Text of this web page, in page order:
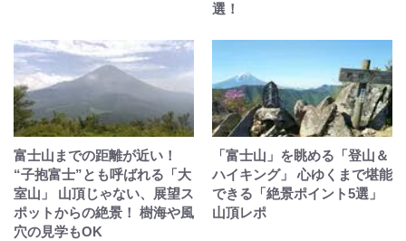
選！
富士山までの距離が近い！
“子抱富士”とも呼ばれる「大
室山」 山頂じゃない、展望ス
ポットからの絶景！ 樹海や風
穴の見学もOK
「富士山」を眺める「登山＆
ハイキング」 心ゆくまで堪能
できる「絶景ポイント5選」
山頂レポ